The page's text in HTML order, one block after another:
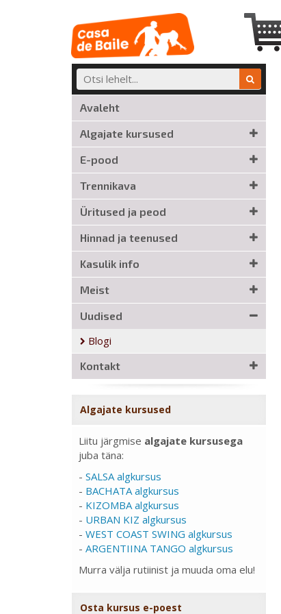
Avaleht
Algajate kursused
E-pood
Trennikava
Üritused ja peod
Hinnad ja teenused
Kasulik info
Meist
Uudised
Blogi
Kontakt
Algajate kursused
Liitu järgmise algajate kursusega
juba täna:
- SALSA algkursus
- BACHATA algkursus
- KIZOMBA algkursus
- URBAN KIZ algkursus
- WEST COAST SWING algkursus
- ARGENTIINA TANGO algkursus
Murra välja rutiinist ja muuda oma elu!
Osta kursus e-poest